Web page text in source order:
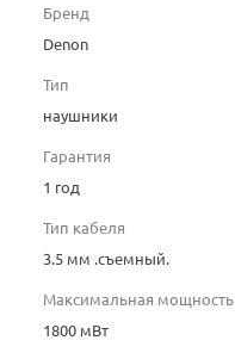
Бренд
Denon
Тип
наушники
Гарантия
1 год
Тип кабеля
3.5 мм .съемный.
Максимальная мощность
1800 мВт